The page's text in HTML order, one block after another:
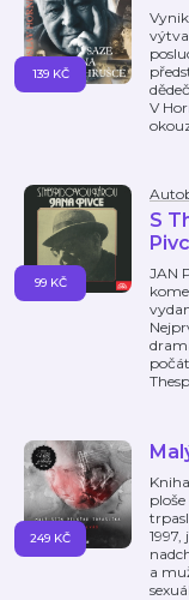
V
139 KČ
S
JAN
99 KČ
a
249 KČ